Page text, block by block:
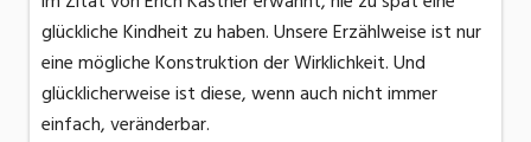
glückliche Kindheit zu haben. Unsere Erzählweise ist nur
eine mögliche Konstruktion der Wirklichkeit. Und
glücklicherweise ist diese, wenn auch nicht immer
einfach, veränderbar.